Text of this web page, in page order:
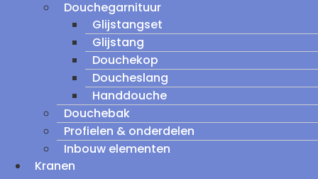
Douchegarnituur
Glijstangset
Glijstang
Douchekop
Doucheslang
Handdouche
Douchebak
Profielen & onderdelen
Inbouw elementen
Kranen